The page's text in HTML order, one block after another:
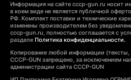
Информация на сайте cccp-gun.ru носит
в коем виде не является публичной
РФ. Комплект поставки и технические
изменены производителем без
cccp-gun.ru, полностью соглашается с
разделе Политика конфиденциальности.
Копирование любой информации (тексты,
CCCP-GUN запрещено, за исключением
администрации сайта CCCP-GUN